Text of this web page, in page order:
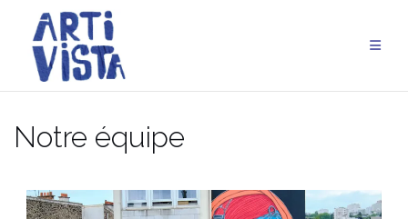
contenu
Notre équipe